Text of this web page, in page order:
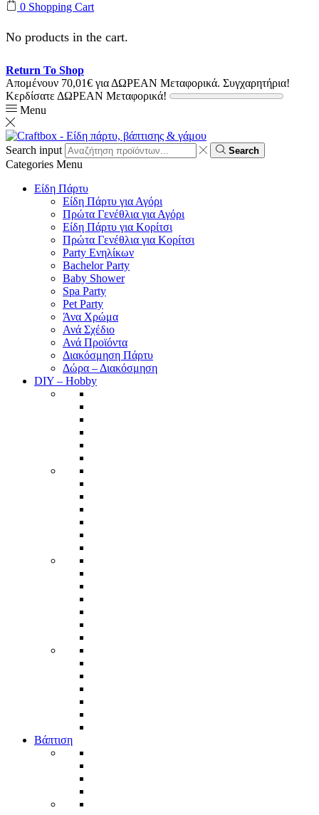
0 Shopping Cart
No products in the cart.
Return To Shop
Απομένουν 70,01€ για ΔΩΡΕΑΝ Μεταφορικά. Συγχαρητήρια!
Κερδίσατε ΔΩΡΕΑΝ Μεταφορικά!
Menu
Search input Search
Categories Menu
Είδη Πάρτυ
Είδη Πάρτυ για Αγόρι
Πρώτα Γενέθλια για Αγόρι
Είδη Πάρτυ για Κορίτσι
Πρώτα Γενέθλια για Κορίτσι
Party Ενηλίκων
Bachelor Party
Baby Shower
Spa Party
Pet Party
Άνα Χρώμα
Ανά Σχέδιο
Ανά Προϊόντα
Διακόσμηση Πάρτυ
Δώρα – Διακόσμηση
DIY – Hobby
Βάπτιση